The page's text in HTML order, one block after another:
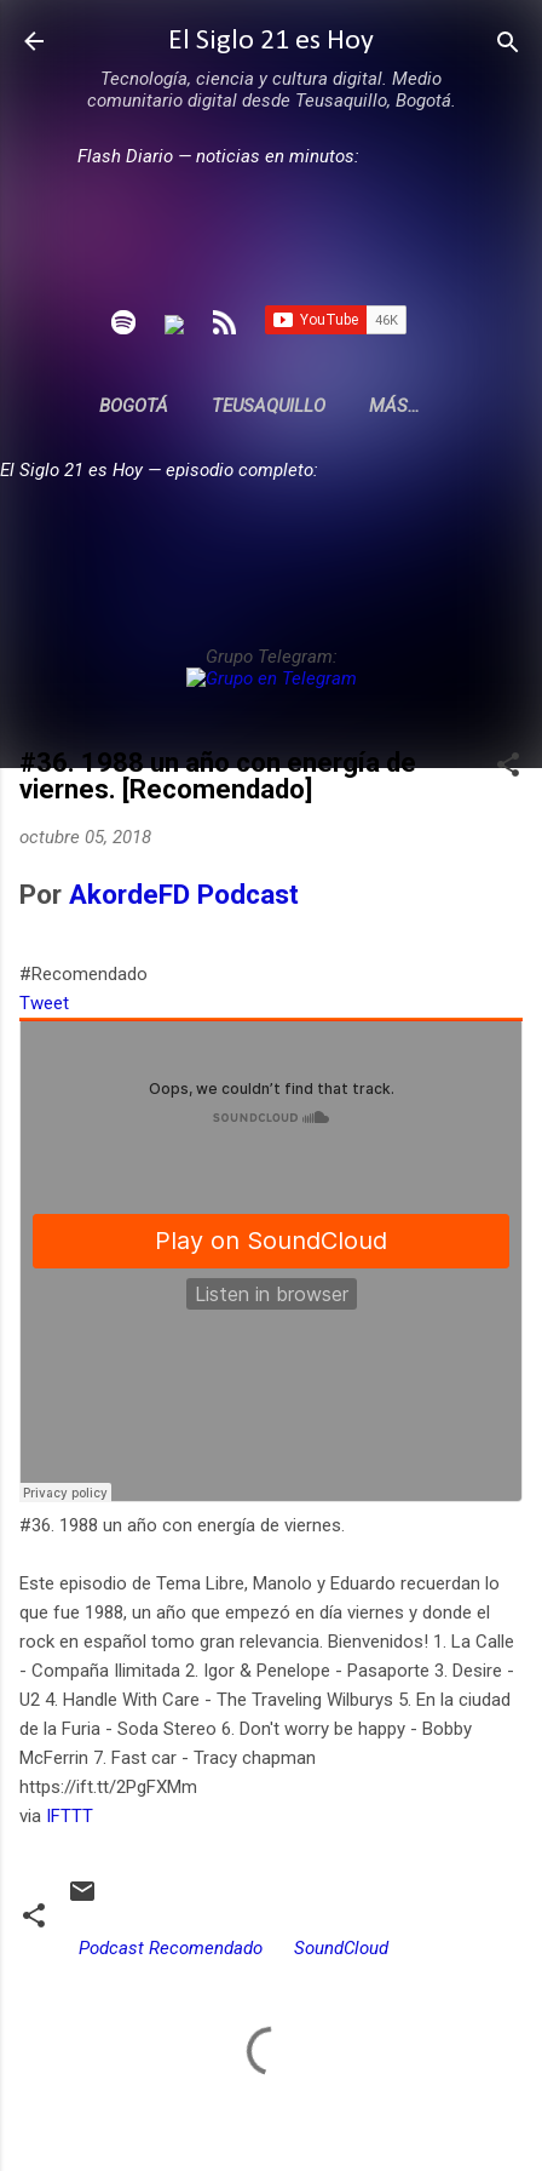
Ir al contenido principal
El Siglo 21 es Hoy
Tecnología, ciencia y cultura digital. Medio
comunitario digital desde Teusaquillo, Bogotá.
Flash Diario — noticias en minutos:
BOGOTÁ TEUSAQUILLO MÁS…
El Siglo 21 es Hoy — episodio completo:
Grupo Telegram:
#36. 1988 un año con energía de
viernes. [Recomendado]
octubre 05, 2018
Por AkordeFD Podcast
#Recomendado
Tweet
#36. 1988 un año con energía de viernes.
Este episodio de Tema Libre, Manolo y Eduardo recuerdan lo
que fue 1988, un año que empezó en día viernes y donde el
rock en español tomo gran relevancia. Bienvenidos! 1. La Calle
- Compaña Ilimitada 2. Igor & Penelope - Pasaporte 3. Desire -
U2 4. Handle With Care - The Traveling Wilburys 5. En la ciudad
de la Furia - Soda Stereo 6. Don't worry be happy - Bobby
McFerrin 7. Fast car - Tracy chapman
https://ift.tt/2PgFXMm
via IFTTT
Podcast Recomendado SoundCloud